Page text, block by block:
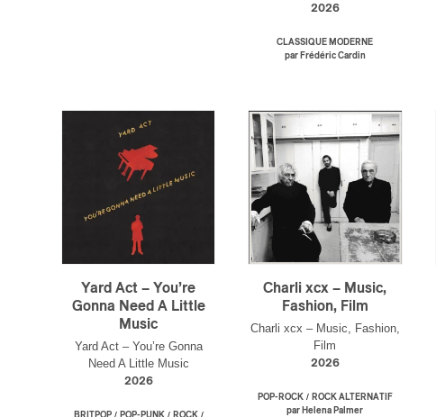
2026
CLASSIQUE MODERNE
par Frédéric Cardin
Yard Act – You’re
Gonna Need A Little
Music
Yard Act – You’re Gonna
Need A Little Music
2026
BRITPOP/ POP-PUNK/ ROCK/
Charli xcx – Music,
Fashion, Film
Charli xcx – Music, Fashion,
Film
2026
POP-ROCK/ ROCK ALTERNATIF
par Helena Palmer